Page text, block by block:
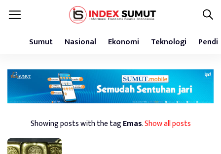
Sumut Nasional Ekonomi Teknologi
Showing posts with the tagEmas.Show all posts